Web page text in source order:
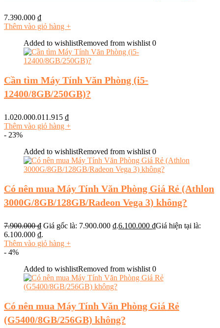
7.390.000 ₫
Thêm vào giỏ hàng +
Added to wishlistRemoved from wishlist 0
Cần tìm Máy Tính Văn Phòng (i5-
12400/8GB/250GB)?
1.020.000.011.915 ₫
Thêm vào giỏ hàng +
- 23%
Added to wishlistRemoved from wishlist 0
Có nên mua Máy Tính Văn Phòng Giá Rẻ (Athlon
3000G/8GB/128GB/Radeon Vega 3) không?
7.900.000₫ Giá gốc là: 7.900.000 ₫.6.100.000 ₫Giá hiện tại là:
6.100.000 ₫.
Thêm vào giỏ hàng +
- 4%
Added to wishlistRemoved from wishlist 0
Có nên mua Máy Tính Văn Phòng Giá Rẻ
(G5400/8GB/256GB) không?